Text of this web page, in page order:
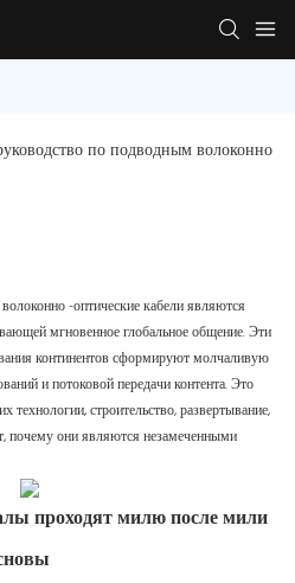
по подводным волоконно
-оптические кабели являются
мгновенное глобальное общение. Эти
континентов сформируют молчаливую
и потоковой передачи контента. Это
технологии, строительство, развертывание,
почему они являются незамеченными
проходят милю после мили